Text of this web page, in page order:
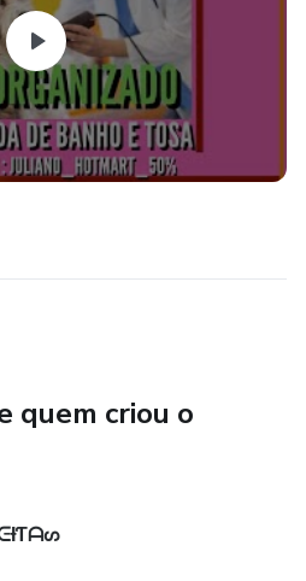
quem criou o